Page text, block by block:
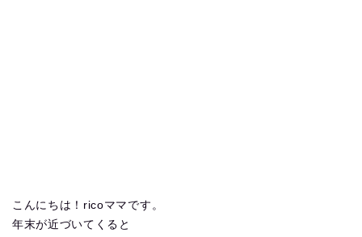
こんにちは！ricoママです。
年末が近づいてくると